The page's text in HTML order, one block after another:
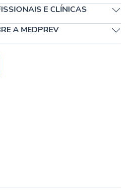
E CLÍNICAS
A MEDPREV